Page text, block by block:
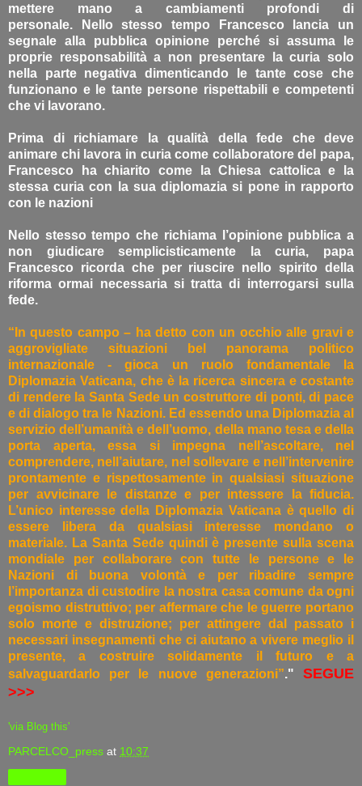
mettere mano a cambiamenti profondi di
personale. Nello stesso tempo Francesco lancia un
segnale alla pubblica opinione perché si assuma le
proprie responsabilità a non presentare la curia solo
nella parte negativa dimenticando le tante cose che
funzionano e le tante persone rispettabili e competenti
che vi lavorano.
Prima di richiamare la qualità della fede che deve
animare chi lavora in curia come collaboratore del papa,
Francesco ha chiarito come la Chiesa cattolica e la
stessa curia con la sua diplomazia si pone in rapporto
con le nazioni
Nello stesso tempo che richiama l’opinione pubblica a
non giudicare semplicisticamente la curia, papa
Francesco ricorda che per riuscire nello spirito della
riforma ormai necessaria si tratta di interrogarsi sulla
fede.
“In questo campo – ha detto con un occhio alle gravi e
aggrovigliate situazioni bel panorama politico
internazionale - gioca un ruolo fondamentale la
Diplomazia Vaticana, che è la ricerca sincera e costante
di rendere la Santa Sede un costruttore di ponti, di pace
e di dialogo tra le Nazioni. Ed essendo una Diplomazia al
servizio dell’umanità e dell’uomo, della mano tesa e della
porta aperta, essa si impegna nell’ascoltare, nel
comprendere, nell’aiutare, nel sollevare e nell’intervenire
prontamente e rispettosamente in qualsiasi situazione
per avvicinare le distanze e per intessere la fiducia.
L’unico interesse della Diplomazia Vaticana è quello di
essere libera da qualsiasi interesse mondano o
materiale. La Santa Sede quindi è presente sulla scena
mondiale per collaborare con tutte le persone e le
Nazioni di buona volontà e per ribadire sempre
l’importanza di custodire la nostra casa comune da ogni
egoismo distruttivo; per affermare che le guerre portano
solo morte e distruzione; per attingere dal passato i
necessari insegnamenti che ci aiutano a vivere meglio il
presente, a costruire solidamente il futuro e a
salvaguardarlo per le nuove generazioni”."SEGUE
>>>
'via Blog this'
PARCELCO_press at 10:37